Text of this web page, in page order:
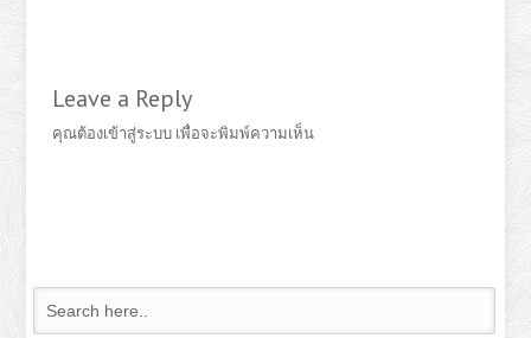
Leave a Reply
คุณต้องเข้าสู่ระบบ เพื่อจะพิมพ์ความเห็น